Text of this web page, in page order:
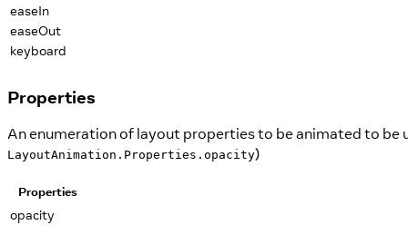
easeIn
easeOut
keyboard
Properties
An enumeration of layout properties to be animated to be
LayoutAnimation.Properties.opacity)
Properties
opacity